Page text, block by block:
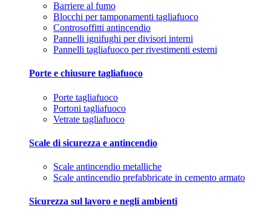
Barriere al fumo
Blocchi per tamponamenti tagliafuoco
Controsoffitti antincendio
Pannelli ignifughi per divisori interni
Pannelli tagliafuoco per rivestimenti esterni
Porte e chiusure tagliafuoco
Porte tagliafuoco
Portoni tagliafuoco
Vetrate tagliafuoco
Scale di sicurezza e antincendio
Scale antincendio metalliche
Scale antincendio prefabbricate in cemento armato
Sicurezza sul lavoro e negli ambienti